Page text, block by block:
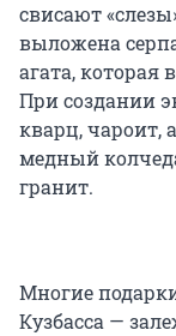
свисают
выложена
агата, которая
При создании
кварц, чароит,
медный
гранит.
Многие
Кузбасса —